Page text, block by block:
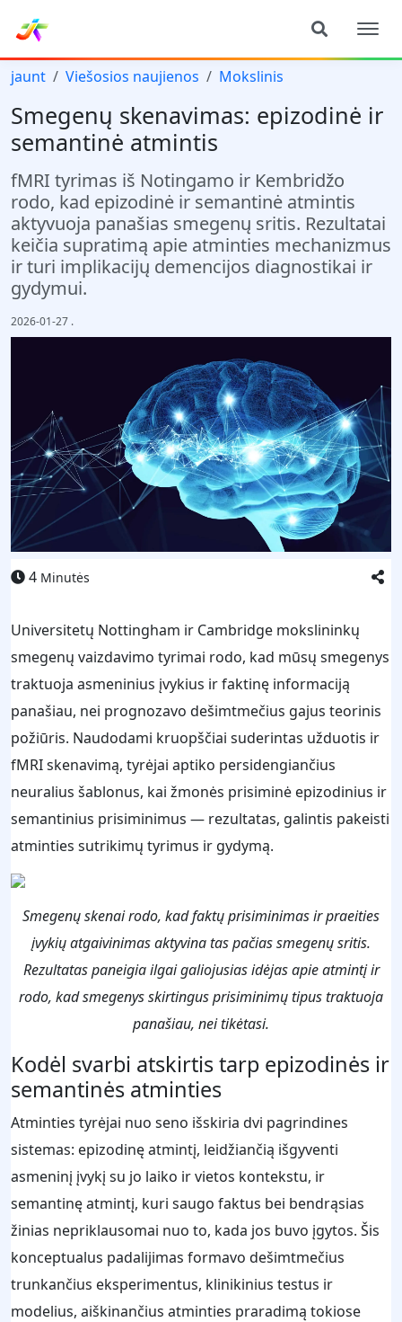
jaunt Viešosios naujienos Mokslinis
Smegenų skenavimas: epizodinė ir
semantinė atmintis
fMRI tyrimas iš Notingamo ir Kembridžo
rodo, kad epizodinė ir semantinė atmintis
aktyvuoja panašias smegenų sritis. Rezultatai
keičia supratimą apie atminties mechanizmus
ir turi implikacijų demencijos diagnostikai ir
gydymui.
2026-01-27 .
4 Minutės
Universitetų Nottingham ir Cambridge mokslininkų
smegenų vaizdavimo tyrimai rodo, kad mūsų smegenys
traktuoja asmeninius įvykius ir faktinę informaciją
panašiau, nei prognozavo dešimtmečius gajus teorinis
požiūris. Naudodami kruopščiai suderintas užduotis ir
fMRI skenavimą, tyrėjai aptiko persidengiančius
neuralius šablonus, kai žmonės prisiminė epizodinius ir
semantinius prisiminimus — rezultatas, galintis pakeisti
atminties sutrikimų tyrimus ir gydymą.
Smegenų skenai rodo, kad faktų prisiminimas ir praeities
įvykių atgaivinimas aktyvina tas pačias smegenų sritis.
Rezultatas paneigia ilgai galiojusias idėjas apie atmintį ir
rodo, kad smegenys skirtingus prisiminimų tipus traktuoja
panašiau, nei tikėtasi.
Kodėl svarbi atskirtis tarp epizodinės ir
semantinės atminties
Atminties tyrėjai nuo seno išskiria dvi pagrindines
sistemas: epizodinę atmintį, leidžiančią išgyventi
asmeninį įvykį su jo laiko ir vietos kontekstu, ir
semantinę atmintį, kuri saugo faktus bei bendrąsias
žinias nepriklausomai nuo to, kada jos buvo įgytos. Šis
konceptualus padalijimas formavo dešimtmečius
trunkančius eksperimentus, klinikinius testus ir
modelius, aiškinančius atminties praradimą tokiose